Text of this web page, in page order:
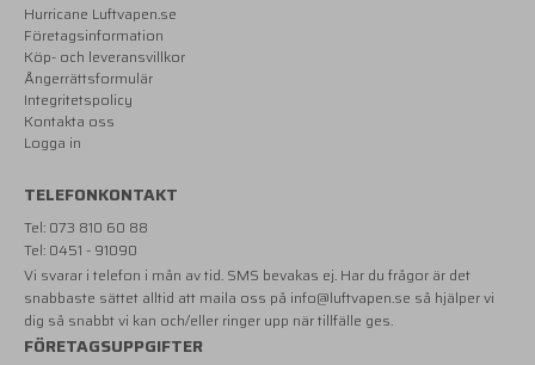
Hurricane Luftvapen.se
Företagsinformation
Köp- och leveransvillkor
Ångerrättsformulär
Integritetspolicy
Kontakta oss
Logga in
TELEFONKONTAKT
Tel: 073 810 60 88
Tel: 0451 - 91090
Vi svarar i telefon i mån av tid. SMS bevakas ej. Har du frågor är det
snabbaste sättet alltid att maila oss på info@luftvapen.se så hjälper vi
dig så snabbt vi kan och/eller ringer upp när tillfälle ges.
FÖRETAGSUPPGIFTER